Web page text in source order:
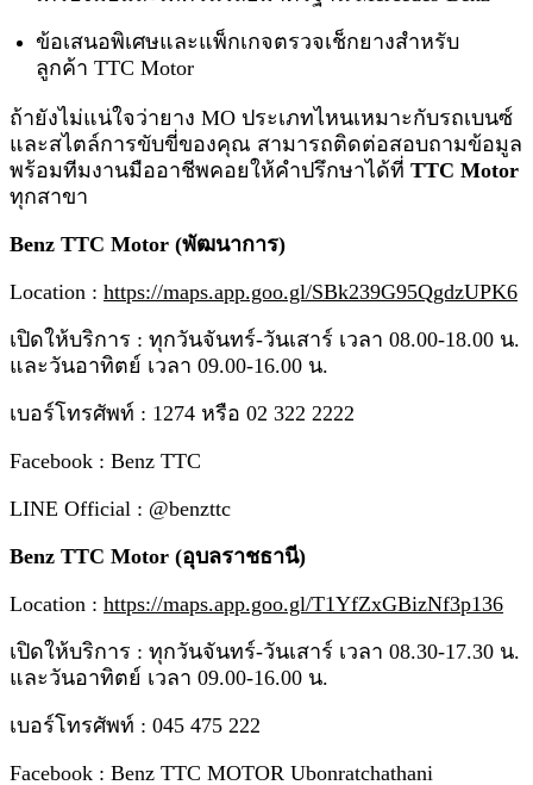
ข้อเสนอพิเศษและแพ็กเกจตรวจเช็กยางสำหรับ
ลูกค้า TTC Motor
ถ้ายังไม่แน่ใจว่ายาง MO ประเภทไหนเหมาะกับรถเบนซ์
และสไตล์การขับขี่ของคุณ สามารถติดต่อสอบถามข้อมูล
พร้อมทีมงานมืออาชีพคอยให้คำปรึกษาได้ที่ TTC Motor
ทุกสาขา
Benz TTC Motor (พัฒนาการ)
Location : https://maps.app.goo.gl/SBk239G95QgdzUPK6
เปิดให้บริการ : ทุกวันจันทร์-วันเสาร์ เวลา 08.00-18.00 น.
และวันอาทิตย์ เวลา 09.00-16.00 น.
เบอร์โทรศัพท์ : 1274 หรือ 02 322 2222
Facebook : Benz TTC
LINE Official : @benzttc
Benz TTC Motor (อุบลราชธานี)
Location : https://maps.app.goo.gl/T1YfZxGBizNf3p136
เปิดให้บริการ : ทุกวันจันทร์-วันเสาร์ เวลา 08.30-17.30 น.
และวันอาทิตย์ เวลา 09.00-16.00 น.
เบอร์โทรศัพท์ : 045 475 222
Facebook : Benz TTC MOTOR Ubonratchathani